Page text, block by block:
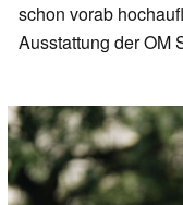
schon vorab
Ausstattung der OM